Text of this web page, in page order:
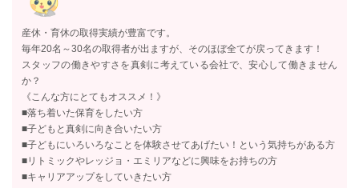
産休・育休の取得実績が豊富です。
毎年20名～30名の取得者が出ますが、そのほぼ全てが戻ってきます！
スタッフの働きやすさを真剣に考えている会社で、安心して働きません
か？
《こんな方にとてもオススメ！》
■落ち着いた保育をしたい方
■子どもと真剣に向き合いたい方
■子どもにいろいろなことを体験させてあげたい！という気持ちがある方
■リトミックやレッジョ・エミリアなどに興味をお持ちの方
■キャリアアップをしていきたい方